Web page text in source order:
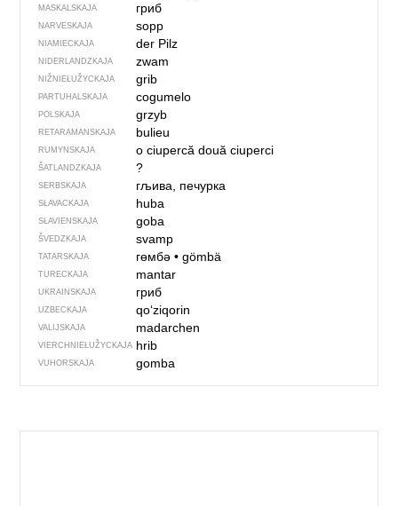
MASKALSKAJA гриб
NARVESKAJA sopp
NIAMIECKAJA der Pilz
NIDERLANDZKAJA zwam
NIŽNIEŁUŽYCKAJA grib
PARTUHALSKAJA cogumelo
POLSKAJA grzyb
RETARAMANSKAJA bulieu
RUMYNSKAJA o ciupercădouă ciuperci
ŠATLANDZKAJA ?
SERBSKAJA гљива, печурка
SŁAVACKAJA huba
SŁAVIENSKAJA goba
ŠVEDZKAJA svamp
TATARSKAJA гөмбә• gömbä
TURECKAJA mantar
UKRAINSKAJA гриб
UZBECKAJA qo‘ziqorin
VALIJSKAJA madarchen
VIERCHNIE­ŁUŽYCKAJA hrib
VUHORSKAJA gomba